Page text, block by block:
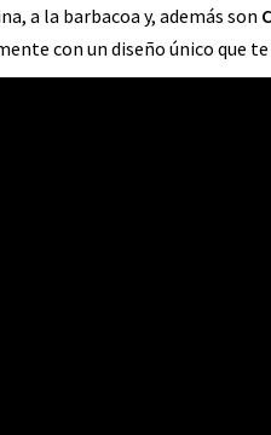
a la barbacoa y, además son
con un diseño único que